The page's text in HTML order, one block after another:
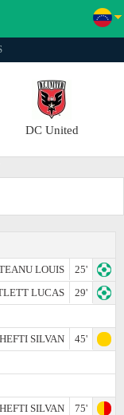
DC United
LOUIS
25'
LUCAS
29'
HEFTI SILVAN
45'
HEFTI SILVAN
75'